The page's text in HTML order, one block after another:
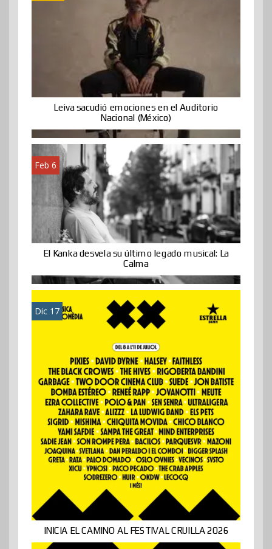
Leiva sacudió emociones en el Auditorio
Nacional (México)
Feb 6
El Kanka desvela su último legado musical: La
Calma
Dic 17
INICIA EL CAMINO AL FESTIVAL CRUILLA 2026